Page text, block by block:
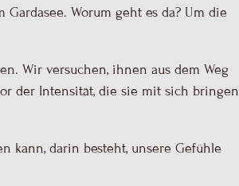
Worum geht es da? Um die
Wir versuchen, ihnen aus dem Weg
der Intensität, die sie mit sich bringen
kann, darin besteht, unsere Gefühle